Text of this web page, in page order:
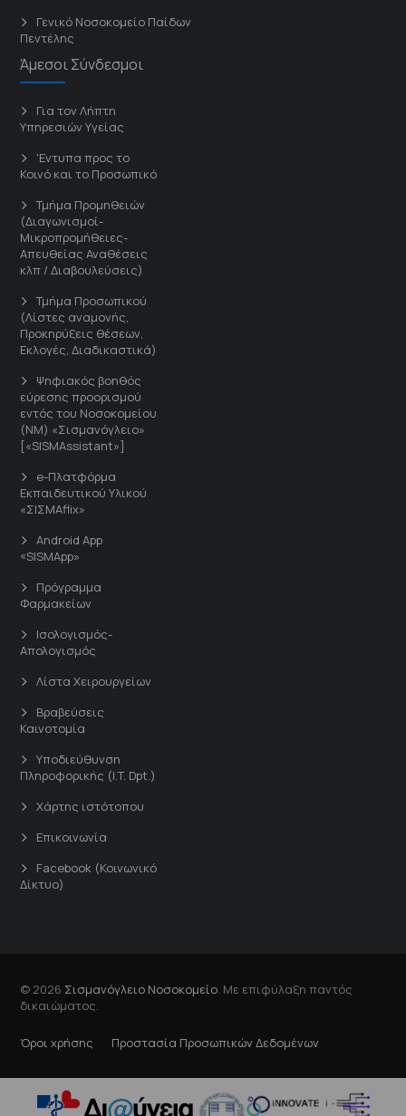
Γενικό Νοσοκομείο Παίδων
Πεντέλης
Άμεσοι Σύνδεσμοι
Για τον Λήπτη
Υπηρεσιών Υγείας
'Εντυπα προς το
Κοινό και το Προσωπικό
Τμήμα Προμηθειών
(Διαγωνισμοί-
Μικροπρομήθειες-
Απευθείας Αναθέσεις
κλπ / Διαβουλεύσεις)
Τμήμα Προσωπικού
(Λίστες αναμονής,
Προκηρύξεις θέσεων,
Εκλογές, Διαδικαστικά)
Ψηφιακός βοηθός
εύρεσης προορισμού
εντός του Νοσοκομείου
(ΝΜ) «Σισμανόγλειο»
[«SISMAssistant»]
e-Πλατφόρμα
Εκπαιδευτικού Υλικού
«ΣΙΣΜΑflix»
Android App
«SISMApp»
Πρόγραμμα
Φαρμακείων
Ισολογισμός-
Απολογισμός
Λίστα Χειρουργείων
Βραβεύσεις
Καινοτομία
Υποδιεύθυνση
Πληροφορικής (I.T. Dpt.)
Χάρτης ιστότοπου
Επικοινωνία
Facebook (Κοινωνικό
Δίκτυο)
© 2026 Σισμανόγλειο Νοσοκομείο . Με επιφύλαξη παντός
δικαιώματος.
Όροι χρήσης Προστασία Προσωπικών Δεδομένων